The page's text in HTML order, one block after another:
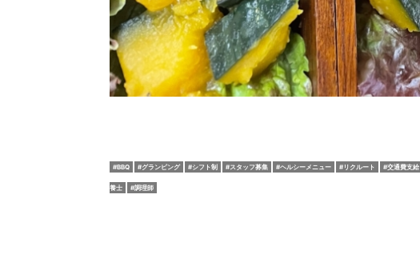
BBQ グランピング シフト制 スタッフ募集 ヘルシーメニュー リクルート 交通費支給
養士 調理師